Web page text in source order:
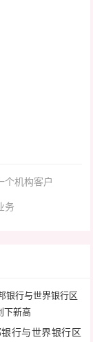
个机构客户
务
行与世界银行区